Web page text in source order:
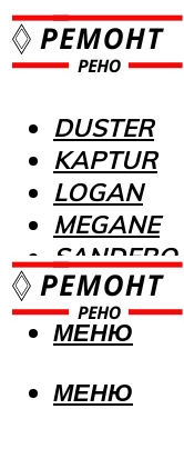
DUSTER
KAPTUR
LOGAN
MEGANE
SANDERO
МЕНЮ
МЕНЮ